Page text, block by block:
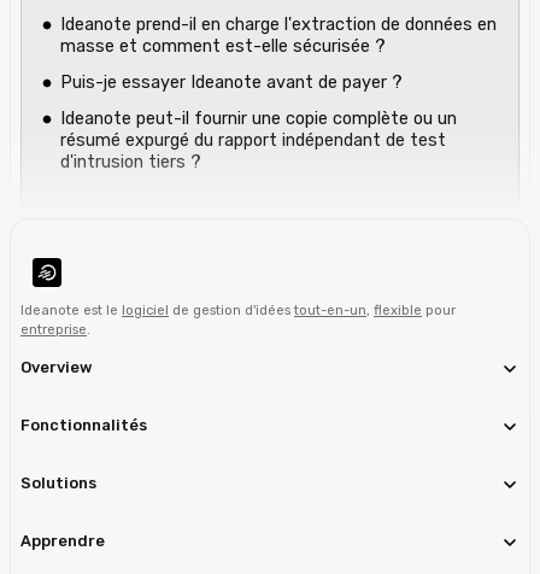
Ideanote prend-il en charge l'extraction de données en
masse et comment est-elle sécurisée ?‍
Puis-je essayer Ideanote avant de payer ?
Ideanote peut-il fournir une copie complète ou un
résumé expurgé du rapport indépendant de test
d'intrusion tiers ?
Ideanote est le logiciel de gestion d'idéestout-en-un flexible pour
entreprise
Overview
Fonctionnalités
Solutions
Apprendre